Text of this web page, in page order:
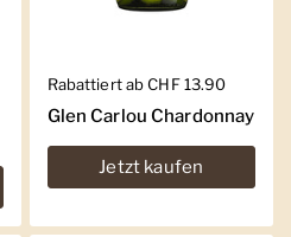
Regulärer Preis
Rabattiert ab CHF 13.90
Glen Carlou Chardonnay
Jetzt kaufen